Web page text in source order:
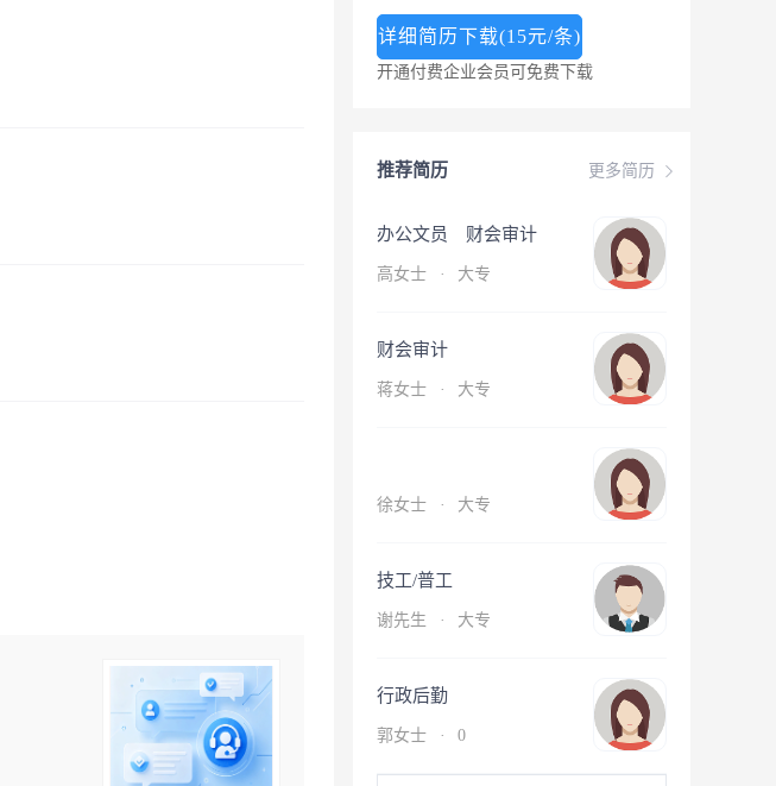
详细简历下载(15元/条)
开通付费企业会员可免费下载
更多简历
推荐简历
办公文员 财会审计
高女士 · 大专
财会审计
蒋女士 · 大专
徐女士 · 大专
技工/普工
谢先生 · 大专
行政后勤
郭女士 · 0